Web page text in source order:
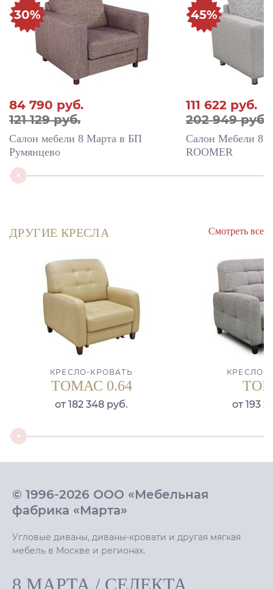
84 790 руб.
121 129 руб.
30%
Салон мебели 8 Марта в БП
Румянцево
111 622 руб.
202 949 руб.
45%
Салон Мебели 8
ROOMER
ДРУГИЕ КРЕСЛА Смотреть все
КРЕСЛО-КРОВАТЬ
ТОМАС 0.64
от 182 348 руб.
КРЕСЛО-
от 193
© 1996-2026 ООО «Мебельная
фабрика «Марта»
Угловые диваны, диваны-кровати и другая мягкая
мебель в Москве и регионах.